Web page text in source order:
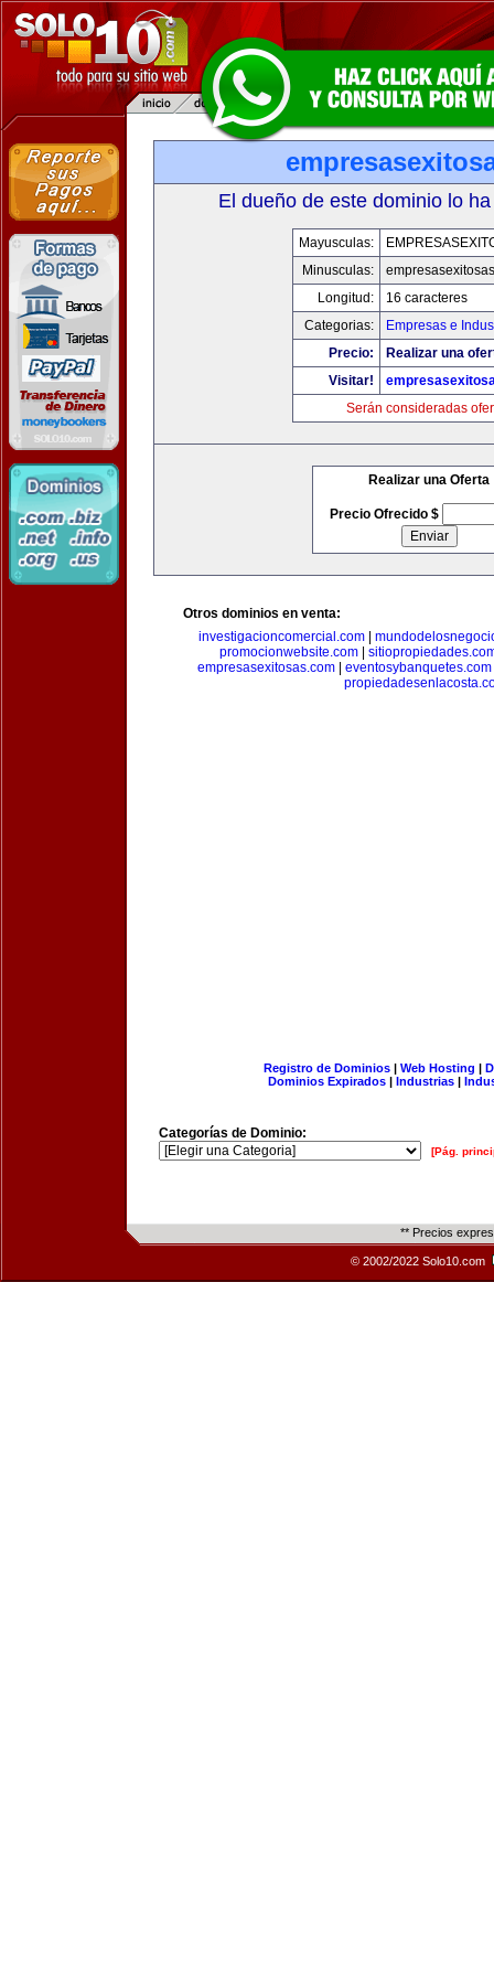
El dueño de este dominio lo
Mayusculas:
Minusculas:
Longitud:
16 caracteres
Categorias:
Empresas e
Precio:
Realizar una
Visitar!
Serán consideradas
Realizar una Oferta
Precio Ofrecido $
Otros dominios en venta:
investigacioncomercial.com
promocionwebsite.com
empresasexitosas.com
eventosybanquetes.com
Registro de Dominios| Web Hosting |
Dominios Expirados | Industrias |
Categorías de Dominio:
[Pág.
** Precios
© 2002/2022 Solo10.com